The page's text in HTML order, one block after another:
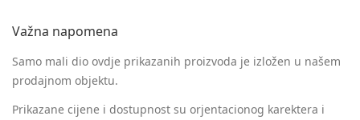
Važna napomena
Samo mali dio ovdje prikazanih proizvoda je izložen u našem
prodajnom objektu.
Prikazane cijene i dostupnost su orjentacionog karektera i